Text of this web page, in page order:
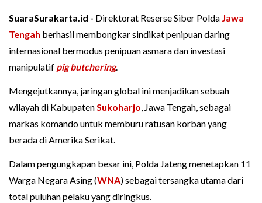
SuaraSurakarta.id - Direktorat Reserse Siber Polda Jawa
Tengah berhasil membongkar sindikat penipuan daring
internasional bermodus penipuan asmara dan investasi
manipulatif pig butchering.
Mengejutkannya, jaringan global ini menjadikan sebuah
wilayah di KabupatenSukoharjo, Jawa Tengah, sebagai
markas komando untuk memburu ratusan korban yang
berada di Amerika Serikat.
Dalam pengungkapan besar ini, Polda Jateng menetapkan 11
Warga Negara Asing (WNA) sebagai tersangka utama dari
total puluhan pelaku yang diringkus.